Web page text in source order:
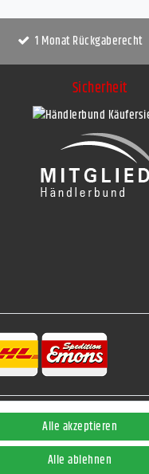
1 Monat Rückgaberecht
Sicherheit
Alle akzeptieren
Alle ablehnen